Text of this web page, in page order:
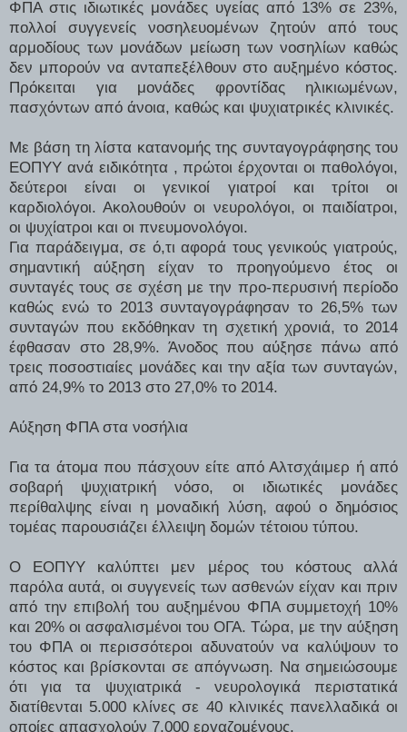
ΦΠΑ στις ιδιωτικές μονάδες υγείας από 13% σε 23%,
πολλοί συγγενείς νοσηλευομένων ζητούν από τους
αρμοδίους των μονάδων μείωση των νοσηλίων καθώς
δεν μπορούν να ανταπεξέλθουν στο αυξημένο κόστος.
Πρόκειται για μονάδες φροντίδας ηλικιωμένων,
πασχόντων από άνοια, καθώς και ψυχιατρικές κλινικές.
Με βάση τη λίστα κατανομής της συνταγογράφησης του
ΕΟΠΥΥ ανά ειδικότητα , πρώτοι έρχονται οι παθολόγοι,
δεύτεροι είναι οι γενικοί γιατροί και τρίτοι οι
καρδιολόγοι. Ακολουθούν οι νευρολόγοι, οι παιδίατροι,
οι ψυχίατροι και οι πνευμονολόγοι.
Για παράδειγμα, σε ό,τι αφορά τους γενικούς γιατρούς,
σημαντική αύξηση είχαν το προηγούμενο έτος οι
συνταγές τους σε σχέση με την προ-περυσινή περίοδο
καθώς ενώ το 2013 συνταγογράφησαν το 26,5% των
συνταγών που εκδόθηκαν τη σχετική χρονιά, το 2014
έφθασαν στο 28,9%. Άνοδος που αύξησε πάνω από
τρεις ποσοστιαίες μονάδες και την αξία των συνταγών,
από 24,9% το 2013 στο 27,0% το 2014.
Αύξηση ΦΠΑ στα νοσήλια
Για τα άτομα που πάσχουν είτε από Αλτσχάιμερ ή από
σοβαρή ψυχιατρική νόσο, οι ιδιωτικές μονάδες
περίθαλψης είναι η μοναδική λύση, αφού ο δημόσιος
τομέας παρουσιάζει έλλειψη δομών τέτοιου τύπου.
Ο ΕΟΠΥΥ καλύπτει μεν μέρος του κόστους αλλά
παρόλα αυτά, οι συγγενείς των ασθενών είχαν και πριν
από την επιβολή του αυξημένου ΦΠΑ συμμετοχή 10%
και 20% οι ασφαλισμένοι του ΟΓΑ. Τώρα, με την αύξηση
του ΦΠΑ οι περισσότεροι αδυνατούν να καλύψουν το
κόστος και βρίσκονται σε απόγνωση. Να σημειώσουμε
ότι για τα ψυχιατρικά - νευρολογικά περιστατικά
διατίθενται 5.000 κλίνες σε 40 κλινικές πανελλαδικά οι
οποίες απασχολούν 7.000 εργαζομένους.